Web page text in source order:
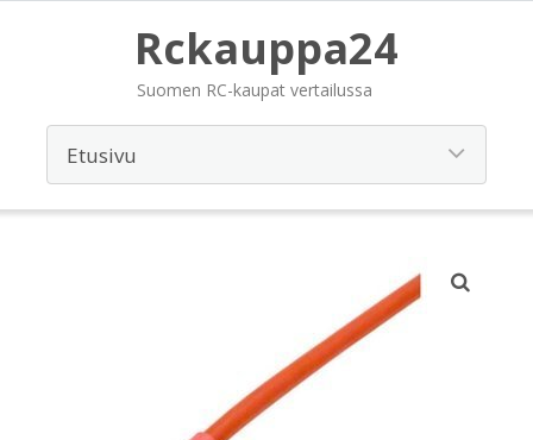
Rckauppa24
Suomen RC-kaupat vertailussa